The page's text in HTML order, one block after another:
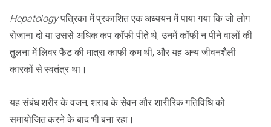
Hepatologyपत्रिका में प्रकाशित एक अध्ययन में पाया गया कि जो लोग
रोजाना दो या उससे अधिक कप कॉफी पीते थे, उनमें कॉफी न पीने वालों की
तुलना में लिवर फैट की मात्रा काफी कम थी, और यह अन्य जीवनशैली
कारकों से स्वतंत्र था।
यह संबंध शरीर के वजन, शराब के सेवन और शारीरिक गतिविधि को
समायोजित करने के बाद भी बना रहा।